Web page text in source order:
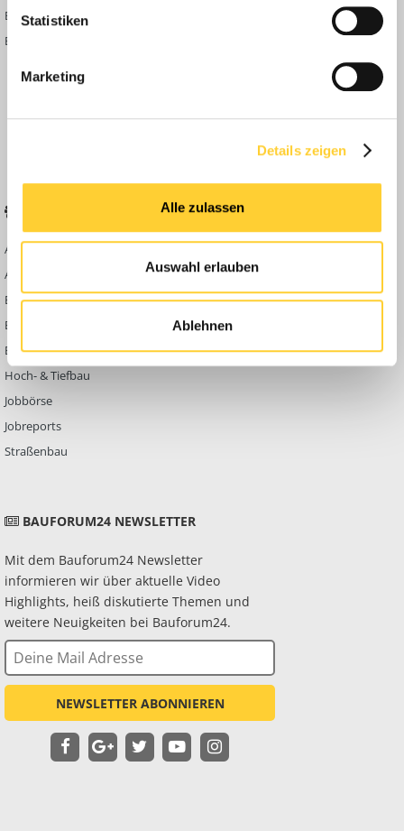
Statistiken
Marketing
Details zeigen
Alle zulassen
Auswahl erlauben
Ablehnen
BF24 Fotostrecken
Bauforum Shop
FAQ
Community Regeln
Abbruch
Ausbildung & Beruf
Bau Allgemein
Baumaschinen
Berg- & Tagebau
Hoch- & Tiefbau
Jobbörse
Jobreports
Straßenbau
KONTAKT
Bauforum24
Kontakt
Impressum
BAUFORUM24 NEWSLETTER
Mit dem Bauforum24 Newsletter
informieren wir über aktuelle Video
Highlights, heiß diskutierte Themen und
weitere Neuigkeiten bei Bauforum24.
NEWSLETTER ABONNIEREN